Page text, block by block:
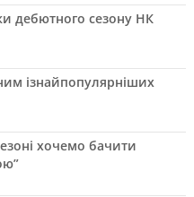
дебютного сезону НК
ізнайпопулярніших
хочемо бачити